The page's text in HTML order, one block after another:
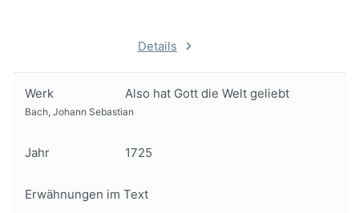
Details
Werk Also hat Gott die Welt geliebt
Bach, Johann Sebastian
Jahr 1725
Erwähnungen im Text